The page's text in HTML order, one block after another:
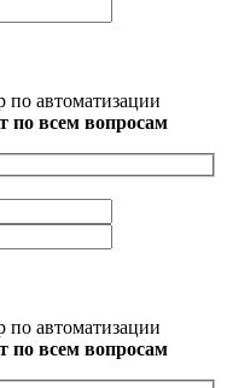
автоматизации
по всем вопросам
автоматизации
по всем вопросам